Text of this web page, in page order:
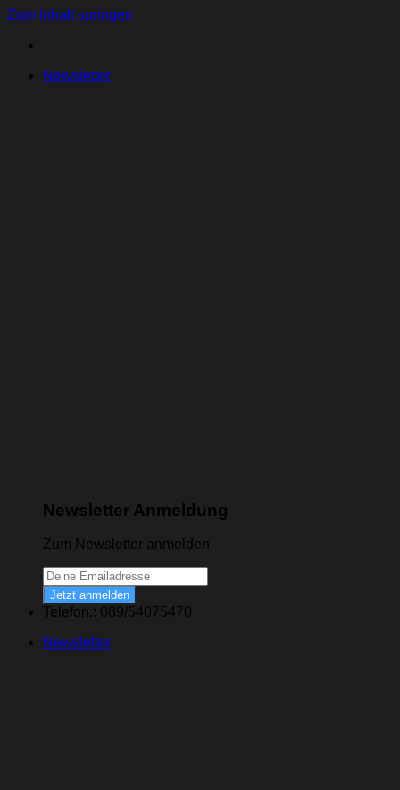
Zum Inhalt springen
Newsletter
Newsletter Anmeldung
Zum Newsletter anmelden
Jetzt anmelden
Telefon.: 089/54075470
Newsletter